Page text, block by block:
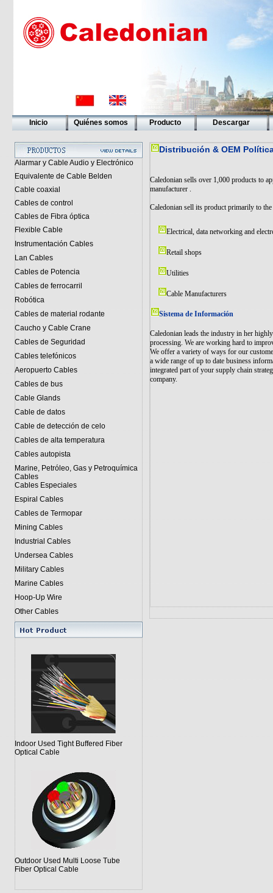
Inicio Quiénes somos Producto Descargar
Alarmar y Cable Audio y Electrónico
Equivalente de Cable Belden
Cable coaxial
Cables de control
Cables de Fibra óptica
Flexible Cable
Instrumentación Cables
Lan Cables
Cables de Potencia
Cables de ferrocarril
Robótica
Cables de material rodante
Caucho y Cable Crane
Cables de Seguridad
Cables telefónicos
Aeropuerto Cables
Cables de bus
Cable Glands
Cable de datos
Cable de detección de celo
Cables de alta temperatura
Cables autopista
Marine, Petróleo, Gas y Petroquímica
Cables
Cables Especiales
Espiral Cables
Cables de Termopar
Mining Cables
Industrial Cables
Undersea Cables
Military Cables
Marine Cables
Hoop-Up Wire
Other Cables
Indoor Used Tight Buffered Fiber
Optical Cable
Outdoor Used Multi Loose Tube
Fiber Optical Cable
Distribución & OEM
Caledonian sells over 1,000 products to
manufacturer .
Caledonian sell its product primarily to
Electrical, data networking and
Retail shops
Utilities
Cable Manufacturers
Sistema de Información
Caledonian leads the industry in her
processing. We are working hard to
We offer a variety of ways for our
a wide range of up to date business
integrated part of your supply chain
company.